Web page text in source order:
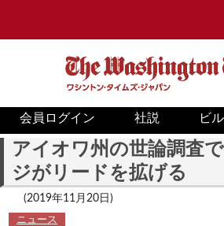
ニュース
政治
ホワイトハウス
会員ログイン 社説 ビ
アイオワ州の世論調査
ジがリードを拡げる
(2019年11月20日)
ニュース